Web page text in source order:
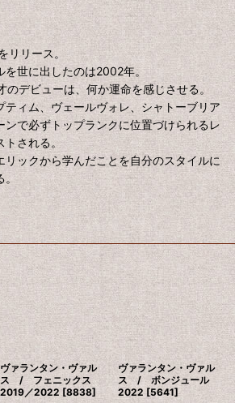
リリース。
を世に出したのは2002年。
のデビューは、何か運命を感じさせる。
ティム、ヴェールヴォレ、シャトーブリア
ンで必ずトップランクに位置づけられるレ
トされる。
リックから学んだことを自分のスタイルに
。
ヴァランタン・ヴァル
ス / フェニックス
2019／2022 [8838]
ヴァランタン・ヴァル
ス / ボンジュール
2022 [5641]